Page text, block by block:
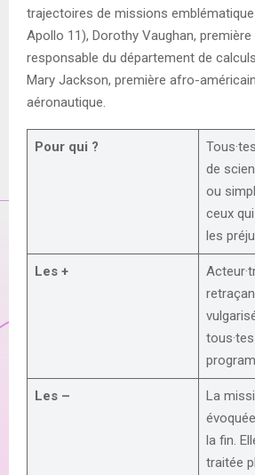
trajectoires de missions
Apollo 11), Dorothy Vaughan,
responsable du département de
Mary Jackson, première afro-
aéronautique.
Pour qui ?
de
ou
ceux
les
Les +
Les –
La
la fin.
traitée